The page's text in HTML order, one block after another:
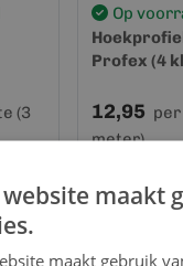
(3
Op
Profex (4
12,95 per
meter)
website maakt
maakt gebruik